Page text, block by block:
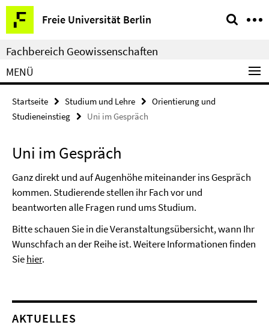
Springe
direkt
zu
Inhalt
Freie Universität Berlin
Service-
Navigation
Fachbereich Geowissenschaften
MENÜ
Startseite Studium und Lehre
Orientierung und
Studieneinstieg
Uni im Gespräch
Uni im Gespräch
Ganz direkt und auf Augenhöhe miteinander ins Gespräch
kommen. Studierende stellen ihr Fach vor und
beantworten alle Fragen rund ums Studium.
Bitte schauen Sie in die Veranstaltungsübersicht, wann Ihr
Wunschfach an der Reihe ist. Weitere Informationen finden
Siehier.
AKTUELLES